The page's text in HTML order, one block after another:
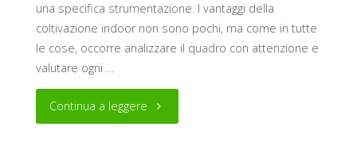
una specifica strumentazione. I vantaggi della
coltivazione indoor non sono pochi, ma come in tutte
le cose, occorre analizzare il quadro con attenzione e
valutare ogni …
Continua a leggere "Come